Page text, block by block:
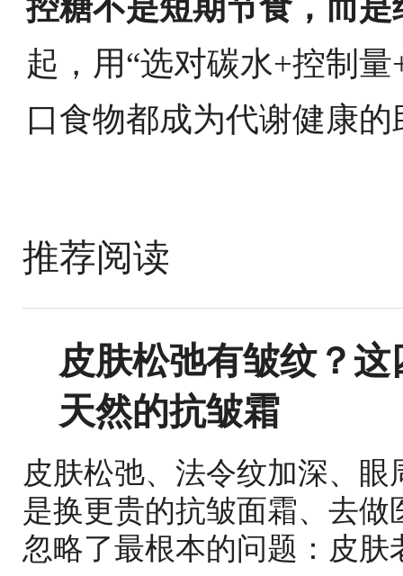
起，用“选对碳水+控制
口食物都成为代谢健康的
推荐阅读
皮肤松弛有皱纹？
天然的抗皱霜
皮肤松弛、法令纹加深、
是换更贵的抗皱面霜、去
忽略了最根本的问题：皮